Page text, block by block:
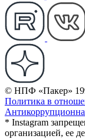
© НПФ «Пакер»
Политика в
* Instagram
организацией, ее